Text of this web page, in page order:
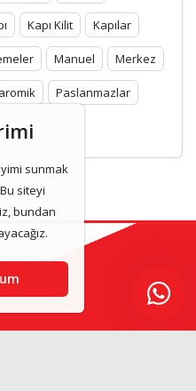
Kapı Kilit Kapılar
Manuel Merkez
Paslanmazlar
sunmak
siteyi
bundan